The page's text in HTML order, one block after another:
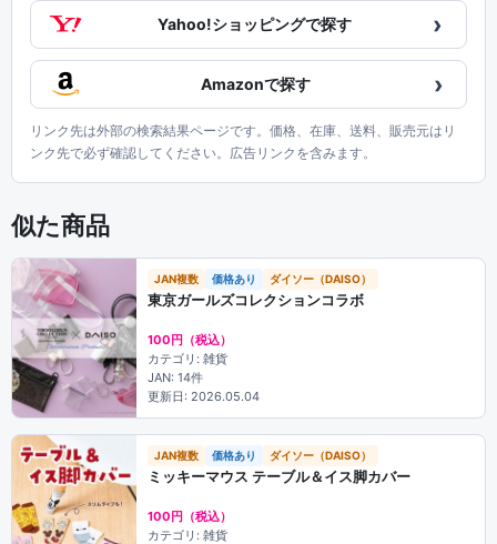
Yahoo!ショッピングで探す ›
Amazonで探す ›
リンク先は外部の検索結果ページです。価格、在庫、送料、販売元はリ
ンク先で必ず確認してください。広告リンクを含みます。
似た商品
JAN複数 価格あり ダイソー（DAISO）
東京ガールズコレクションコラボ
100円（税込）
カテゴリ: 雑貨
JAN: 14件
更新日: 2026.05.04
JAN複数 価格あり ダイソー（DAISO）
ミッキーマウス テーブル＆イス脚カバー
100円（税込）
カテゴリ: 雑貨